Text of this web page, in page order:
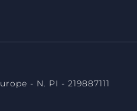
- N. PI - 219887111